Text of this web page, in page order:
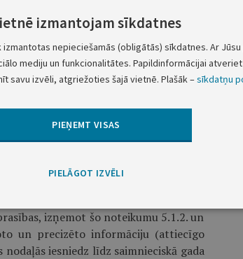
Uzņēmumu reģistrs
to uzņēmumu (uzņēmējsabiedrību)
maksātnespējīgiem vai reģistrēti kā
vērtību kopsummas saskaņā ar šo
gada 1.aprīlim iesniedz Valsts
1.janvāri par to zemi, kuru aizņem
izņemot šo noteikumu 5.1.2. un
un precizēto informāciju (attiecīgo
iesniedz līdz saimnieciskā gada
izmantojam sīkdatnes
nepieciešamās (obligātās) sīkdatnes. Ar
mediju un funkcionalitātes. Papildinformācijai
savu izvēli, atgriežoties šajā vietnē. Plašāk –sīkdatņu
PIEŅEMT VISAS
PIELĀGOT IZVĒLI